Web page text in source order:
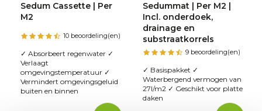
Sedum Cassette | Per
M2
10 beoordeling(en)
✓ Absorbeert regenwater ✓
Verlaagt
omgevingstemperatuur ✓
Vermindert omgevingsgeluid
buiten en binnen
Sedummat | Per M2 |
Incl. onderdoek,
drainage en
substraatkorrels
9 beoordeling(en)
✓ Basispakket ✓
Waterbergend vermogen van
27l/m2 ✓ Geschikt voor platte
daken